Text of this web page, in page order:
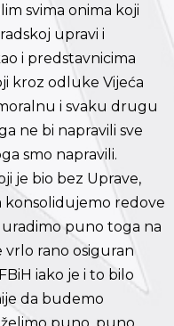
svima onima koji
upravi i
i predstavnicima
kroz odluke Vijeća
i svaku drugu
ne bi napravili sve
smo napravili.
je bio bez Uprave,
konsolidujemo redove
puno toga na
vrlo rano osiguran
iako je i to bilo
da budemo